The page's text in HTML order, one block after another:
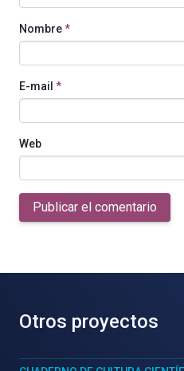
Nombre*
E-mail *
Web
Publicar el comentario
Otros proyectos